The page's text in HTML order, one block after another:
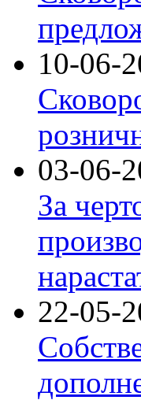
10-06-
03-06-
За
22-05-